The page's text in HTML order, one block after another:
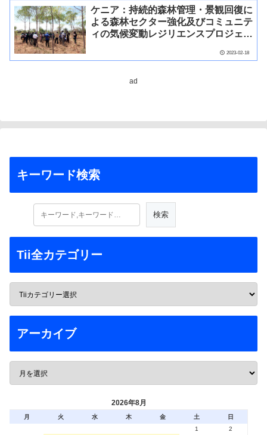
ケニア：持続的森林管理・景観回復に
よる森林セクター強化及びコミュニテ
ィの気候変動レジリエンスプロジェク
2023-02-18
ad
キーワード検索
Tii全カテゴリー
アーカイブ
2026年8月
月 火 水 木 金 土
日
1
2